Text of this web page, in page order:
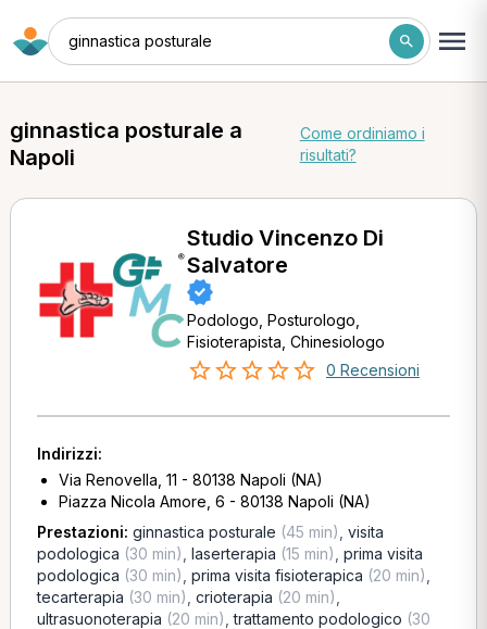
ginnastica posturale
ginnastica posturale a
Napoli
Come ordiniamo i
risultati?
Studio Vincenzo Di
Salvatore
Podologo, Posturologo,
Fisioterapista, Chinesiologo
0 Recensioni
Indirizzi:
Via Renovella, 11 - 80138 Napoli (NA)
Piazza Nicola Amore, 6 - 80138 Napoli (NA)
Prestazioni: ginnastica posturale (45 min) visita
podologica (30 min) laserterapia (15 min) prima visita
podologica (30 min) prima visita fisioterapica (20 min)
tecarterapia (30 min) crioterapia (20 min)
ultrasuonoterapia (20 min) ,trattamento podologico (30